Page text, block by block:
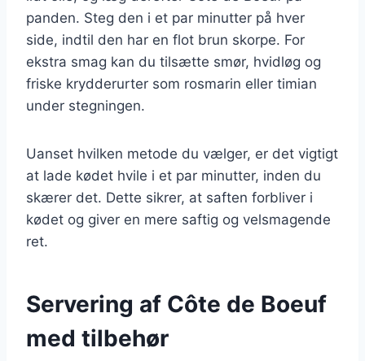
panden. Steg den i et par minutter på hver
side, indtil den har en flot brun skorpe. For
ekstra smag kan du tilsætte smør, hvidløg og
friske krydderurter som rosmarin eller timian
under stegningen.
Uanset hvilken metode du vælger, er det vigtigt
at lade kødet hvile i et par minutter, inden du
skærer det. Dette sikrer, at saften forbliver i
kødet og giver en mere saftig og velsmagende
ret.
Servering af Côte de Boeuf
med tilbehør